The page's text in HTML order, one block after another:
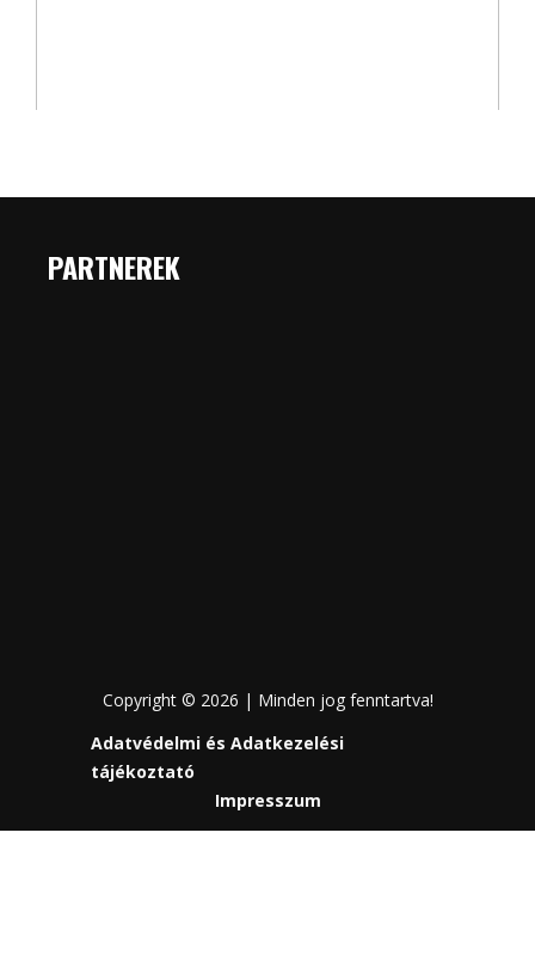
PARTNEREK
Copyright © 2026 | Minden jog fenntartva!
Adatvédelmi és Adatkezelési
tájékoztató
Impresszum